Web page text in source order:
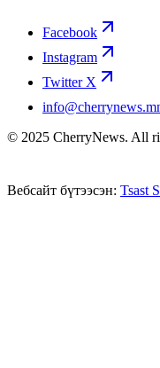
Facebook
Instagram
Twitter X
© 2025 CherryNews. All
Вебсайт бүтээсэн: Tsast